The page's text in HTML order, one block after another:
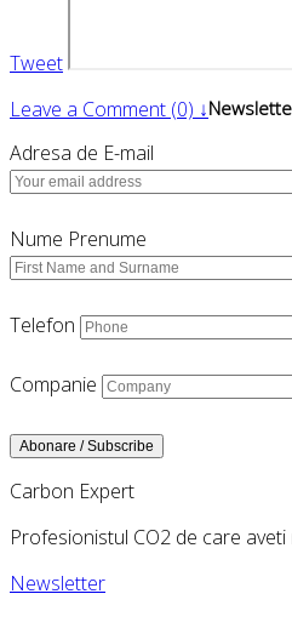
Tweet
Leave a Comment (0) ↓
Adresa de E-mail
Nume Prenume
Telefon
Companie
Carbon Expert
Profesionistul CO2 de care aveti
Newsletter